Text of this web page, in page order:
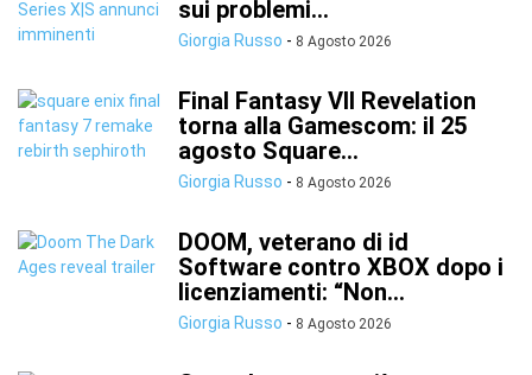
sui problemi...
Giorgia Russo - 8 Agosto 2026
Final Fantasy VII Revelation
torna alla Gamescom: il 25
agosto Square...
Giorgia Russo - 8 Agosto 2026
DOOM, veterano di id
Software contro XBOX dopo i
licenziamenti: “Non...
Giorgia Russo - 8 Agosto 2026